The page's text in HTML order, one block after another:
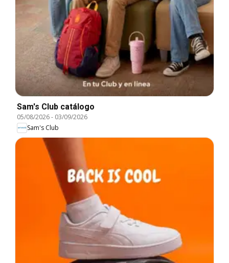
Sam's Club catálogo
05/08/2026- 03/09/2026
Sam's Club